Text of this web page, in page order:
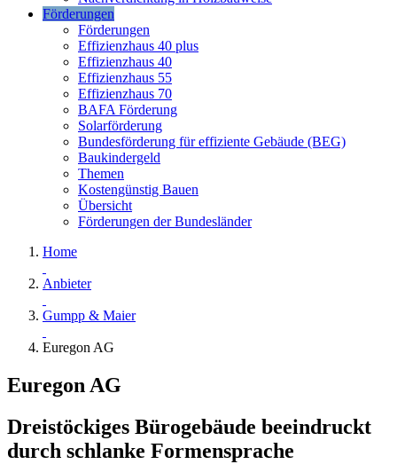
Förderungen
Förderungen
Effizienzhaus 40 plus
Effizienzhaus 40
Effizienzhaus 55
Effizienzhaus 70
BAFA Förderung
Solarförderung
Bundesförderung für effiziente Gebäude (BEG)
Baukindergeld
Themen
Kostengünstig Bauen
Übersicht
Förderungen der Bundesländer
Home
Anbieter
Gumpp & Maier
Euregon AG
Euregon AG
Dreistöckiges Bürogebäude beeindruckt
durch schlanke Formensprache